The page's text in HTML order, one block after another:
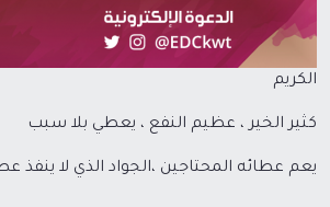
الكريم
كثير الخير ، عظيم النفع ، يعطي بلا سبب
يعم عطائه المحتاجين ،الجواد الذي لا ينفذ